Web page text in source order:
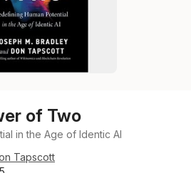
of Two
in the Age of Identic AI
Tapscott